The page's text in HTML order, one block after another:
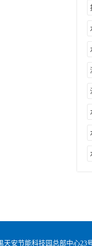
安节能科技园总部中心23